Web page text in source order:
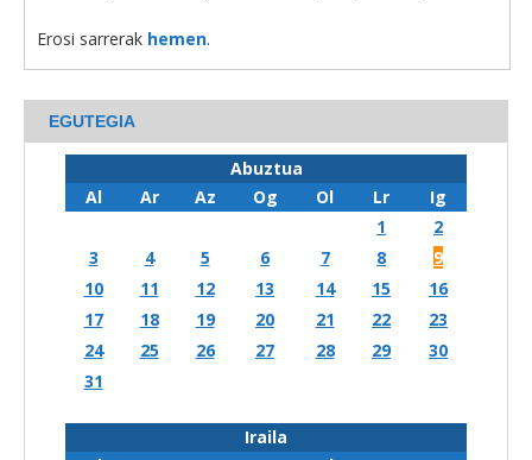
Erosi sarrerak hemen.
EGUTEGIA
Abuztua
Al
Ar Az Og Ol Lr
Ig
1
2
3
4 5 6 7 8
9
10
11 12 13 14 15
16
17
18 19 20 21 22
23
24
25 26 27 28 29
30
31
Iraila